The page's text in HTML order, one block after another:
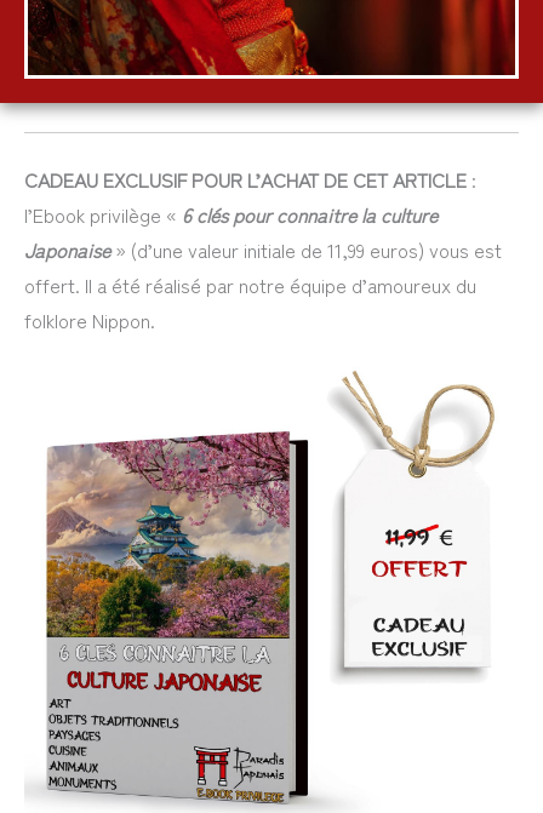
CADEAU EXCLUSIF POUR L’ACHAT DE CET ARTICLE :
l’Ebook privilège « 6 clés pour connaitre la culture
Japonaise» (d’une valeur initiale de 11,99 euros) vous est
offert. Il a été réalisé par notre équipe d’amoureux du
folklore Nippon.